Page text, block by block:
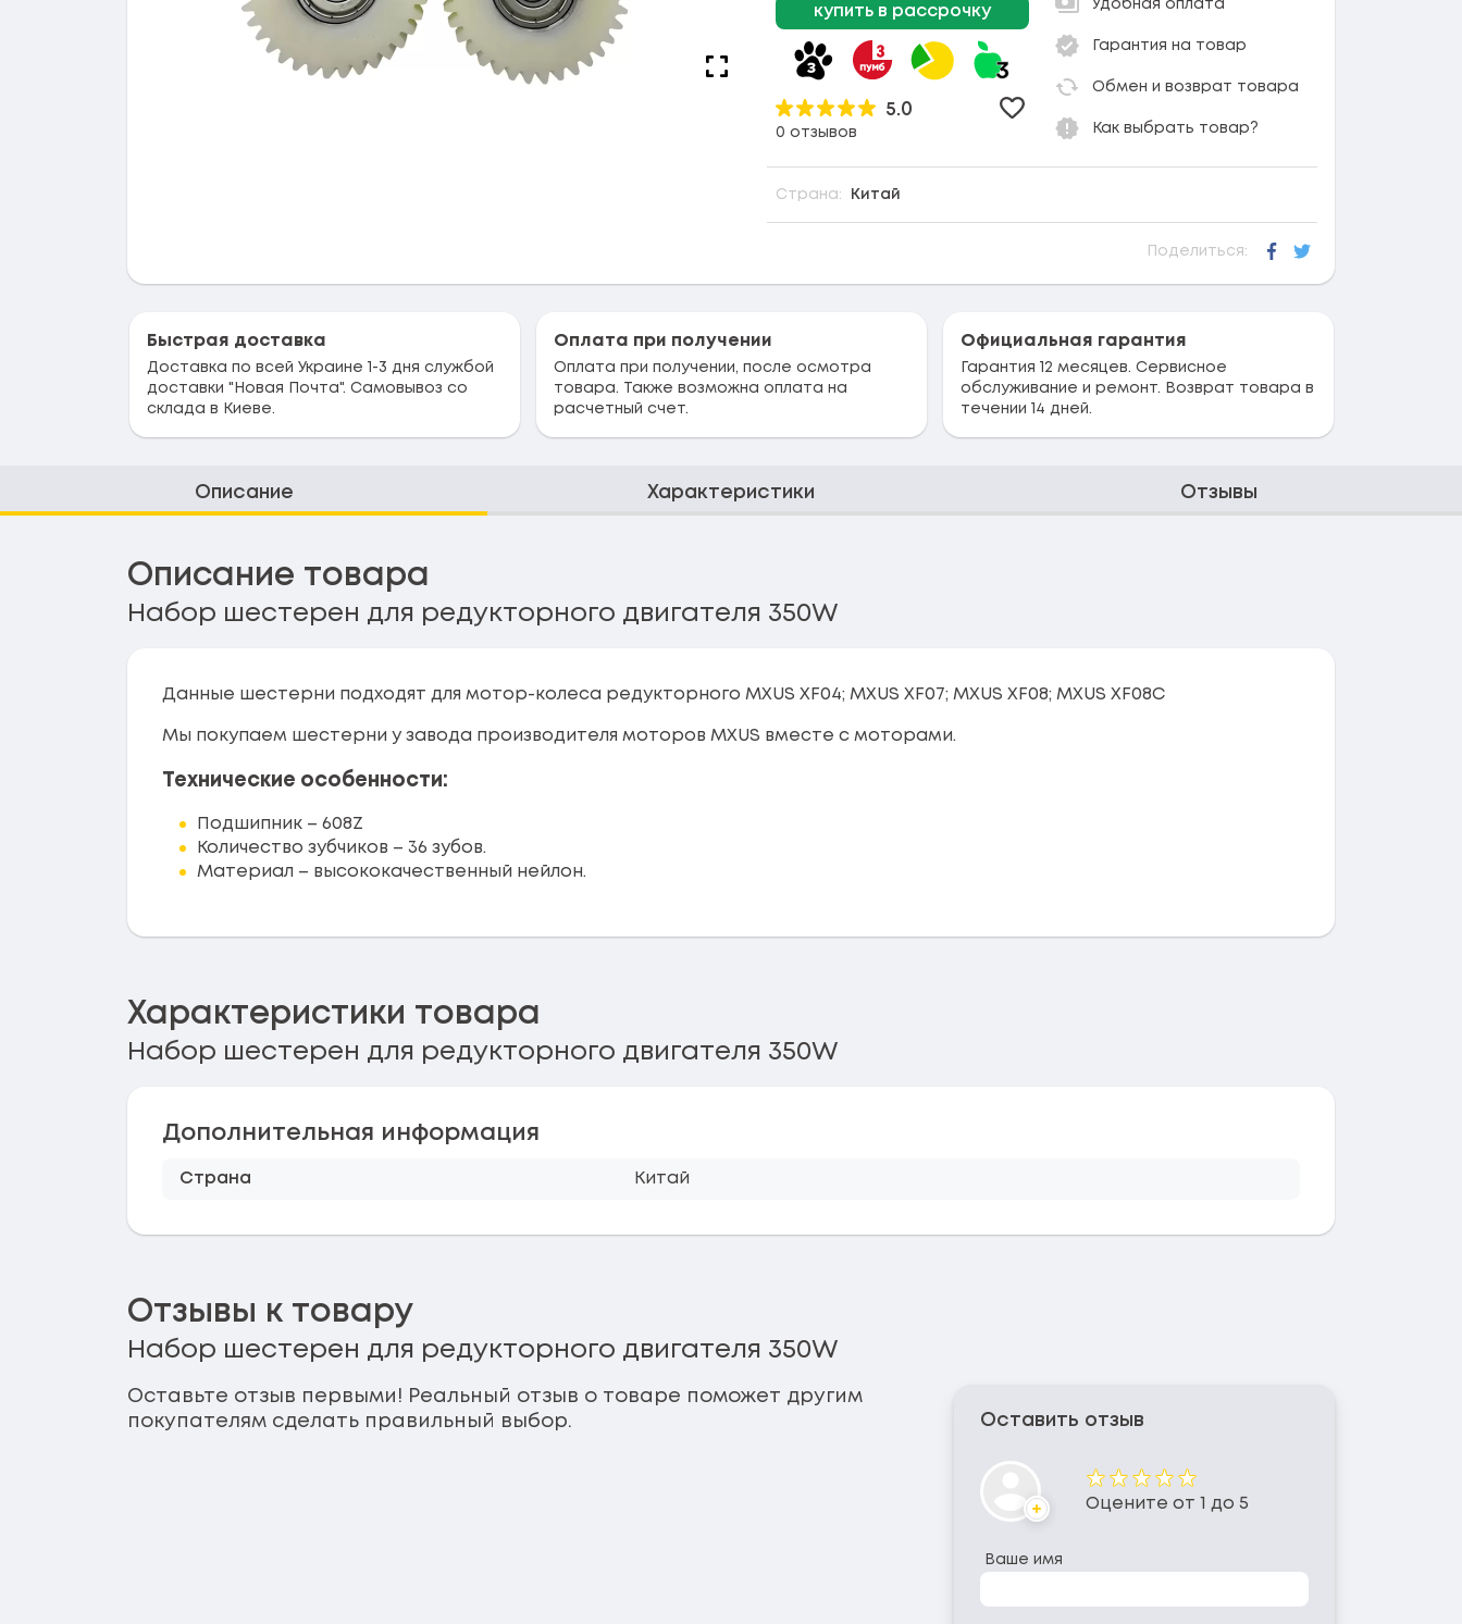
купить в рассрочку
5.0
0 отзывов
Добавить в избранное
Удобная оплата
Гарантия на товар
Обмен и возврат товара
Как выбрать товар?
Страна: Китай
Поделиться:
Facebook
Twitter
Быстрая доставка
Доставка по всей Украине 1-3 дня службой
доставки "Новая Почта". Самовывоз со
склада в Киеве.
Оплата при получении
Оплата при получении, после осмотра
товара. Также возможна оплата на
расчетный счет.
Официальная гарантия
Гарантия 12 месяцев. Сервисное
обслуживание и ремонт. Возврат товара в
течении 14 дней.
Описание Характеристики Отзывы
Описание товара
Набор шестерен для редукторного двигателя 350W
Данные шестерни подходят для мотор-колеса редукторного MXUS XF04; MXUS XF07; MXUS XF08; MXUS XF08С
Мы покупаем шестерни у завода производителя моторов MXUS вместе с моторами.
Технические особенности:
Подшипник – 608Z
Количество зубчиков – 36 зубов.
Материал – высококачественный нейлон.
Характеристики товара
Набор шестерен для редукторного двигателя 350W
Дополнительная информация
Страна Китай
Отзывы к товару
Набор шестерен для редукторного двигателя 350W
Оставьте отзыв первыми! Реальный отзыв о товаре поможет другим
покупателям сделать правильный выбор.
Оставить отзыв
Аватар
Оценка
Оцените от 1 до 5
Ваше имя